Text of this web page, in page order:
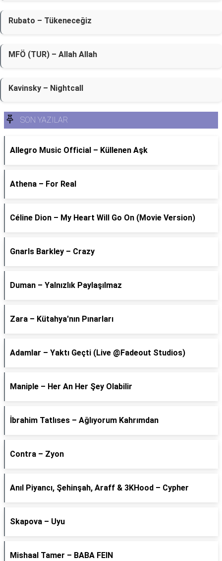
Rubato – Tükeneceğiz
MFÖ (TUR) – Allah Allah
Kavinsky – Nightcall
SON YAZILAR
Allegro Music Official – Küllenen Aşk
Athena – For Real
Céline Dion – My Heart Will Go On (Movie Version)
Gnarls Barkley – Crazy
Duman – Yalnızlık Paylaşılmaz
Zara – Kütahya'nın Pınarları
Adamlar – Yaktı Geçti (Live @Fadeout Studios)
Maniple – Her An Her Şey Olabilir
İbrahim Tatlıses – Ağlıyorum Kahrımdan
Contra – Zyon
Anıl Piyancı, Şehinşah, Araff & 3KHood – Cypher
Skapova – Uyu
Mishaal Tamer – BABA FEIN